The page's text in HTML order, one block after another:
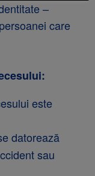
–
care
este
datorează
sau